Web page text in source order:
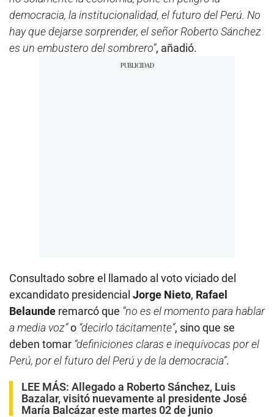
democracia, la institucionalidad, el futuro del Perú. No
hay que dejarse sorprender, el señor Roberto Sánchez
es un embustero del sombrero”, añadió.
Consultado sobre el llamado al voto viciado del
excandidato presidencial Jorge Nieto, Rafael
Belaunde remarcó que “no es el momento para hablar
a media voz”o “decirlo tácitamente”, sino que se
deben tomar “definiciones claras e inequívocas por el
Perú, por el futuro del Perú y de la democracia”.
LEE MÁS: Allegado a Roberto Sánchez, Luis
Bazalar, visitó nuevamente al presidente José
María Balcázar este martes 02 de junio